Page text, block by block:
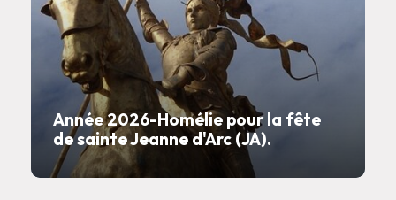
Année 2026-Homélie pour la fête
de sainte Jeanne d'Arc (JA).